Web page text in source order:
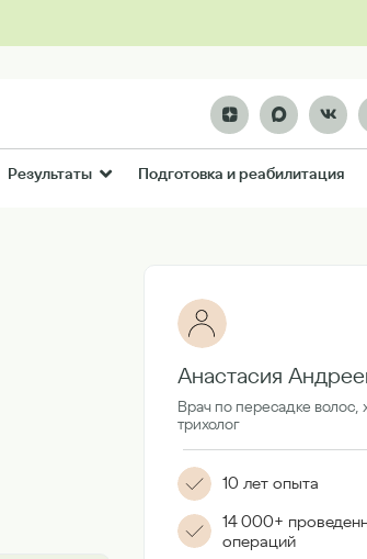
Результаты Подготовка и реабилитация
Анастасия
Врач по пересадке волос,
трихолог
10 лет опыта
14 000+
операций